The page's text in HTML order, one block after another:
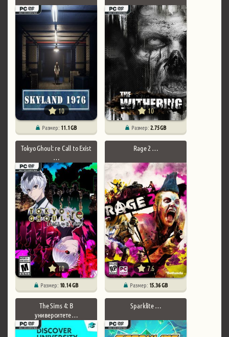
10
Размер: 11.1 GB
10
Размер:2.75 GB
Tokyo Ghoul: re Call to Exist
…
10
Размер: 10.14 GB
Rage 2 …
7.6
Размер: 15.36 GB
The Sims 4: В
университете …
Sparklite …